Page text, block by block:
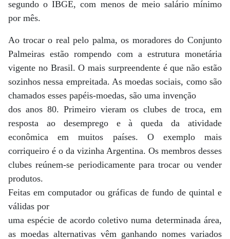
segundo o IBGE, com menos de meio salário mínimo
por mês.
Ao trocar o real pelo palma, os moradores do Conjunto
Palmeiras estão rompendo com a estrutura monetária
vigente no Brasil. O mais surpreendente é que não estão
sozinhos nessa empreitada. As moedas sociais, como são
chamados esses papéis-moedas, são uma invenção
dos anos 80. Primeiro vieram os clubes de troca, em
resposta ao desemprego e à queda da atividade
econômica em muitos países. O exemplo mais
corriqueiro é o da vizinha Argentina. Os membros desses
clubes reúnem-se periodicamente para trocar ou vender
produtos.
Feitas em computador ou gráficas de fundo de quintal e
válidas por
uma espécie de acordo coletivo numa determinada área,
as moedas alternativas vêm ganhando nomes variados